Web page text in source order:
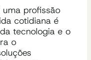
profissão
cotidiana é
tecnologia e o
o